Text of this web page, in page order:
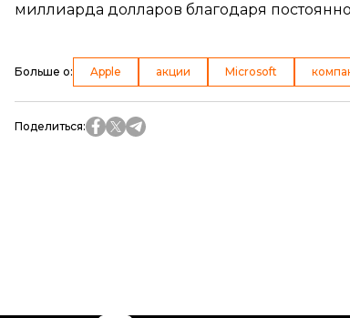
миллиарда долларов благодаря
Больше о: Apple акции Microsoft
Поделиться: